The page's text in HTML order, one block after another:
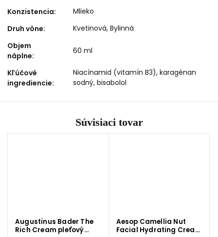
Konzistencia:
Mlieko
Druh vône:
Kvetinová, Bylinná
Objem
náplne:
60 ml
Kľúčové
ingrediencie:
Niacínamid (vitamín B3), karagénan
sodný, bisabolol
Súvisiaci tovar
Augustinus Bader The
Rich Cream pleťový
Aesop Camellia Nut
Facial Hydrating Cream